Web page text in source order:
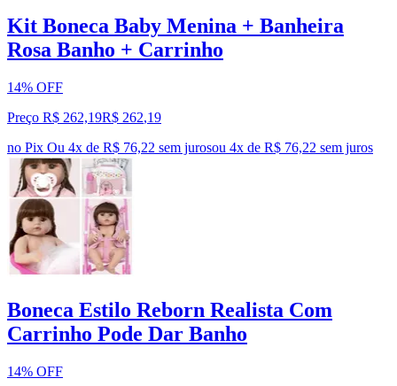
Kit Boneca Baby Menina + Banheira
Rosa Banho + Carrinho
14% OFF
Preço R$ 262,19R$ 262,19
no Pix Ou 4x de R$ 76,22 sem jurosou 4x de R$ 76,22 sem juros
Boneca Estilo Reborn Realista Com
Carrinho Pode Dar Banho
14% OFF